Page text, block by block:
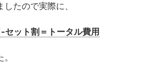
たので実際に、
ット割＝トータル費用